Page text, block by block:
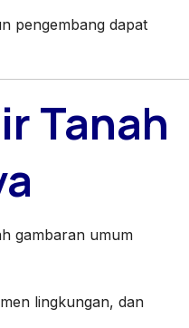
pengembang dapat
Tanah
gambaran umum
lingkungan, dan